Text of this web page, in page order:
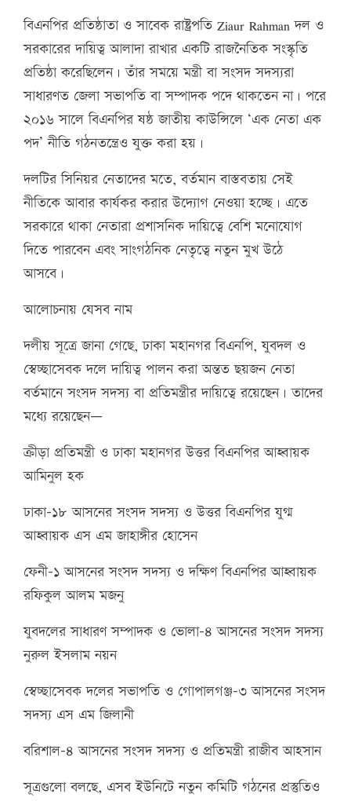
বিএনপির প্রতিষ্ঠাতা ও সাবেক রাষ্ট্রপতি Ziaur Rahman দল ও
সরকারের দায়িত্ব আলাদা রাখার একটি রাজনৈতিক সংস্কৃতি
প্রতিষ্ঠা করেছিলেন। তাঁর সময়ে মন্ত্রী বা সংসদ সদস্যরা
সাধারণত জেলা সভাপতি বা সম্পাদক পদে থাকতেন না। পরে
২০১৬ সালে বিএনপির ষষ্ঠ জাতীয় কাউন্সিলে ‘এক নেতা এক
পদ’ নীতি গঠনতন্ত্রেও যুক্ত করা হয়।
দলটির সিনিয়র নেতাদের মতে, বর্তমান বাস্তবতায় সেই
নীতিকে আবার কার্যকর করার উদ্যোগ নেওয়া হচ্ছে। এতে
সরকারে থাকা নেতারা প্রশাসনিক দায়িত্বে বেশি মনোযোগ
দিতে পারবেন এবং সাংগঠনিক নেতৃত্বে নতুন মুখ উঠে
আসবে।
আলোচনায় যেসব নাম
দলীয় সূত্রে জানা গেছে, ঢাকা মহানগর বিএনপি, যুবদল ও
স্বেচ্ছাসেবক দলে দায়িত্ব পালন করা অন্তত ছয়জন নেতা
বর্তমানে সংসদ সদস্য বা প্রতিমন্ত্রীর দায়িত্বে রয়েছেন। তাদের
মধ্যে রয়েছেন—
ক্রীড়া প্রতিমন্ত্রী ও ঢাকা মহানগর উত্তর বিএনপির আহ্বায়ক
আমিনুল হক
ঢাকা-১৮ আসনের সংসদ সদস্য ও উত্তর বিএনপির যুগ্ম
আহ্বায়ক এস এম জাহাঙ্গীর হোসেন
ফেনী-১ আসনের সংসদ সদস্য ও দক্ষিণ বিএনপির আহ্বায়ক
রফিকুল আলম মজনু
যুবদলের সাধারণ সম্পাদক ও ভোলা-৪ আসনের সংসদ সদস্য
নুরুল ইসলাম নয়ন
স্বেচ্ছাসেবক দলের সভাপতি ও গোপালগঞ্জ-৩ আসনের সংসদ
সদস্য এস এম জিলানী
বরিশাল-৪ আসনের সংসদ সদস্য ও প্রতিমন্ত্রী রাজীব আহসান
সূত্রগুলো বলছে, এসব ইউনিটে নতুন কমিটি গঠনের প্রস্তুতিও